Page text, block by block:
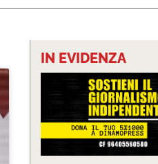
IN EVIDENZA